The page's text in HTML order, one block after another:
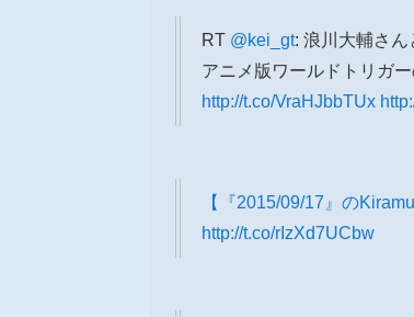
RT @kei_gt: 浪川大輔さん
アニメ版ワールドトリガ
http://t.co/VraHJbbTUx
【『2015/09/17』の
http://t.co/rIzXd7UCbw